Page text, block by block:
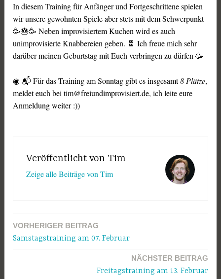
In diesem Training für Anfänger und Fortgeschrittene spielen
wir unsere gewohnten Spiele aber stets mit dem Schwerpunkt
🥳🎂🥳 Neben improvisiertem Kuchen wird es auch
unimprovisierte Knabbereien geben. 🍫 Ich freue mich sehr
darüber meinen Geburtstag mit Euch verbringen zu dürfen 🥳
◉ 📬 Für das Training am Sonntag gibt es insgesamt8 Plätze,
meldet euch bei tim@freiundimprovisiert.de, ich leite eure
Anmeldung weiter :))
Veröffentlicht von Tim
Zeige alle Beiträge von Tim
Beitragsnavigation
VORHERIGER BEITRAG
Samstagstraining am 07. Februar
NÄCHSTER BEITRAG
Freitagstraining am 13. Februar